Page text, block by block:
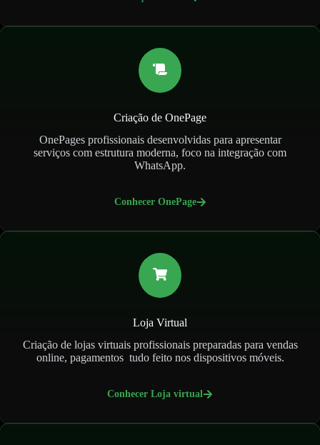
Criação de OnePage
OnePages profissionais desenvolvidas para apresentar
serviços com estrutura moderna, foco na integração com
WhatsApp.
Conhecer OnePage
Loja Virtual
Criação de lojas virtuais profissionais preparadas para vendas
online, pagamentos tudo feito nos dispositivos móveis.
Conhecer Loja virtual